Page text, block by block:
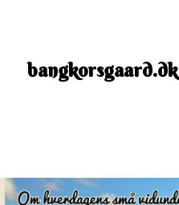
indholdbangkorsgaard.dk